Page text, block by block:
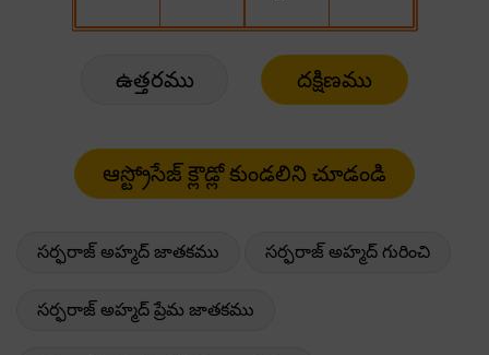
ఉత్తరము దక్షిణము
సర్ఫరాజ్ అహ్మద్ జాతకము సర్ఫరాజ్ అహ్మద్ గురించి
సర్ఫరాజ్ అహ్మద్ ప్రేమ జాతకము